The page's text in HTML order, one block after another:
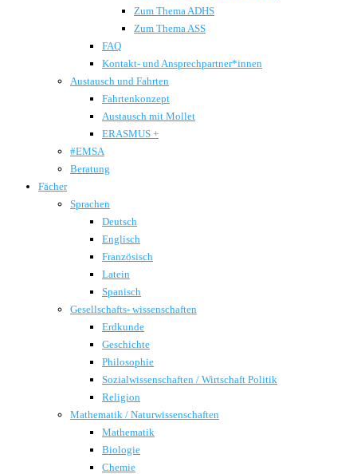
Zum Thema ADHS
Zum Thema ASS
FAQ
Kontakt- und Ansprechpartner*innen
Austausch und Fahrten
Fahrtenkonzept
Austausch mit Mollet
ERASMUS +
#EMSA
Beratung
Fächer
Sprachen
Deutsch
Englisch
Französisch
Latein
Spanisch
Gesellschafts- wissenschaften
Erdkunde
Geschichte
Philosophie
Sozialwissenschaften / Wirtschaft Politik
Religion
Mathematik / Naturwissenschaften
Mathematik
Biologie
Chemie